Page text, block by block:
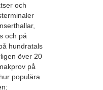
och
och på
hundratals
över 20
på
populära